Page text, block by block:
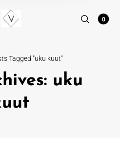
0
Tagged "uku kuut"
uku